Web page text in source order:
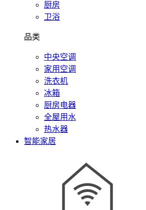
厨房
卫浴
品类
中央空调
家用空调
洗衣机
冰箱
厨房电器
全屋用水
热水器
智能家居